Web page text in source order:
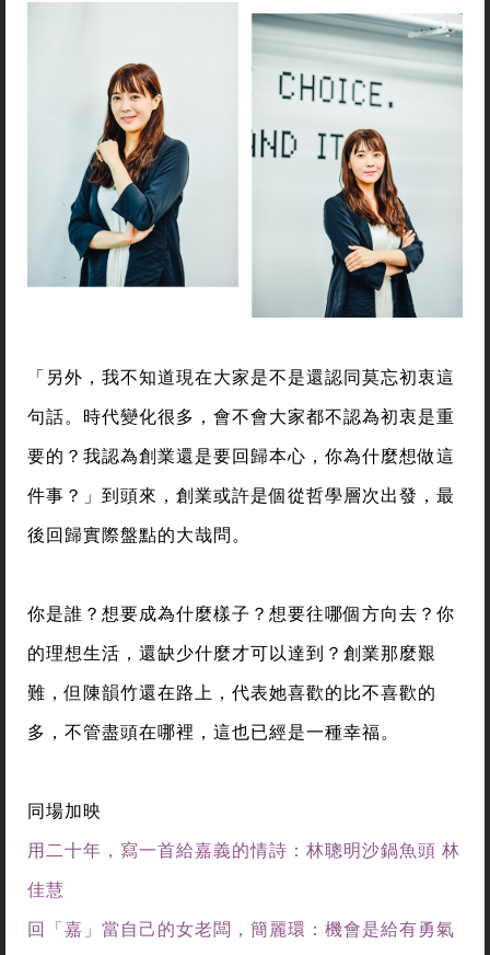
「另外，我不知道現在大家是不是還認同莫忘初衷這
句話。時代變化很多，會不會大家都不認為初衷是重
要的？我認為創業還是要回歸本心，你為什麼想做這
件事？」到頭來，創業或許是個從哲學層次出發，最
後回歸實際盤點的大哉問。
你是誰？想要成為什麼樣子？想要往哪個方向去？你
的理想生活，還缺少什麼才可以達到？創業那麼艱
難，但陳韻竹還在路上，代表她喜歡的比不喜歡的
多，不管盡頭在哪裡，這也已經是一種幸福。
同場加映
用二十年，寫一首給嘉義的情詩：林聰明沙鍋魚頭 林
佳慧
回「嘉」當自己的女老闆，簡麗環：機會是給有勇氣